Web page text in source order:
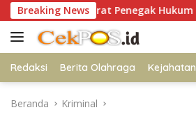
Langsung
ke
konten
Breaking News
Penegak Hukum Bungkam
Redaksi Berita Olahraga Kejahatan
Beranda Kriminal